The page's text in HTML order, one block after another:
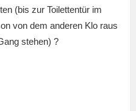
(bis zur Toilettentür im
von dem anderen Klo raus
stehen) ?